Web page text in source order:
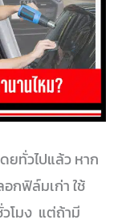
ยทั่วไปแล้ว หาก
กฟิล์มเก่า ใช้
วโมง แต่ถ้ามี